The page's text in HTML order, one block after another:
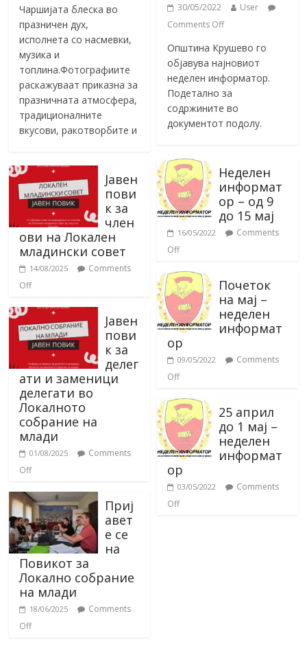
Чаршијата блеска во
празничен дух,
исполнета со насмевки,
музика и
топлина.Фотографиите
раскажуваат приказна за
празничната атмосфера,
традиционалните
вкусови, ракотворбите и
Јавен
пови
к за
член
ови на Локален
младински совет
14/08/2025
Comments
Off
Јавен
пови
к за
делег
ати и заменици
делегати во
Локалното
собрание на
млади
01/08/2025
Comments
Off
Приј
авет
е се
на
Повикот за
Локално собрание
на млади
18/06/2025
Comments
Off
30/05/2022
User
Comments Off
Општина Крушево го
објавува најновиот
неделен информатор.
Подетално за
содржините во
документот подолу.
Неделен
информат
ор – од 9
до 15 мај
16/05/2022
Comments
Off
Почеток
на мај –
неделен
информат
ор
09/05/2022
Comments
Off
25 април
до 1 мај –
неделен
информат
ор
03/05/2022
Comments
Off